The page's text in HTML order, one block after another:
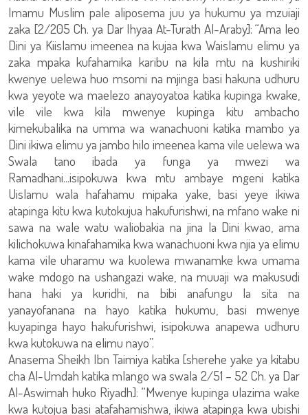
Imamu Muslim pale aliposema juu ya hukumu ya mzuiaji
zaka [2/205 Ch. ya Dar Ihyaa At-Turath Al-Araby]: “Ama leo
Dini ya Kiislamu imeenea na kujaa kwa Waislamu elimu ya
zaka mpaka kufahamika karibu na kila mtu na kushiriki
kwenye uelewa huo msomi na mjinga basi hakuna udhuru
kwa yeyote wa maelezo anayoyatoa katika kupinga kwake,
vile vile kwa kila mwenye kupinga kitu ambacho
kimekubalika na umma wa wanachuoni katika mambo ya
Dini ikiwa elimu ya jambo hilo imeenea kama vile uelewa wa
Swala tano ibada ya funga ya mwezi wa
Ramadhani...isipokuwa kwa mtu ambaye mgeni katika
Uislamu wala hafahamu mipaka yake, basi yeye ikiwa
atapinga kitu kwa kutokujua hakufurishwi, na mfano wake ni
sawa na wale watu waliobakia na jina la Dini kwao, ama
kilichokuwa kinafahamika kwa wanachuoni kwa njia ya elimu
kama vile uharamu wa kuolewa mwanamke kwa umama
wake mdogo na ushangazi wake, na muuaji wa makusudi
hana haki ya kuridhi, na bibi anafungu la sita na
yanayofanana na hayo katika hukumu, basi mwenye
kuyapinga hayo hakufurishwi, isipokuwa anapewa udhuru
kwa kutokuwa na elimu nayo”.
Anasema Sheikh Ibn Taimiya katika [sherehe yake ya kitabu
cha Al-Umdah katika mlango wa swala 2/51 – 52 Ch. ya Dar
Al-Aswimah huko Riyadh]: “Mwenye kupinga ulazima wake
kwa kutojua basi atafahamishwa, ikiwa atapinga kwa ubishi